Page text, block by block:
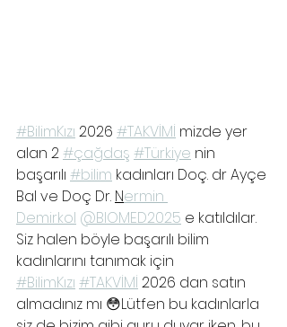
#BilimKızı 2026 #TAKVİMİ mizde yer
alan 2 #çağdaş #Türkiye nin
başarılı #bilim kadınları Doç. dr Ayçe
Bal ve Doç Dr. Nermin
Demirkol @BIOMED2025 e katıldılar.
Siz halen böyle başarılı bilim
kadınlarını tanımak için
#BilimKızı #TAKVİMİ 2026 dan satın
almadınız mı 😳Lütfen bu kadınlarla